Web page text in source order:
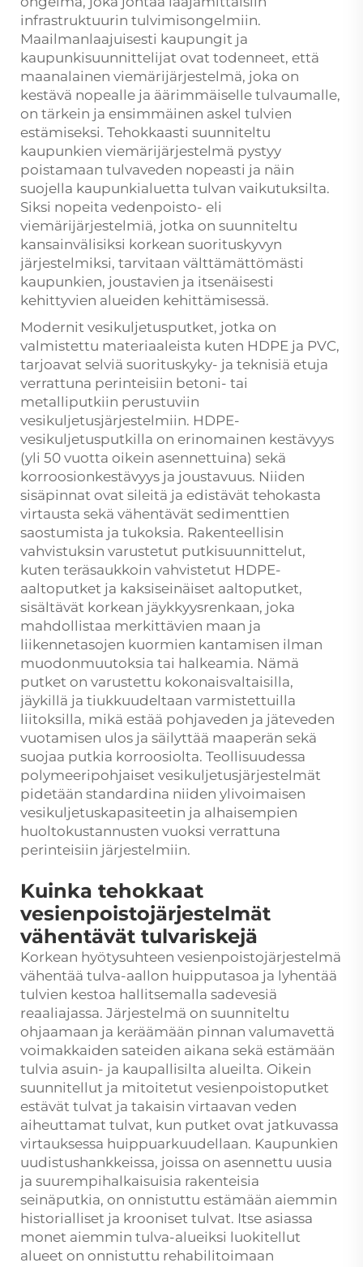
infrastruktuurin tulvimisongelmiin.
Maailmanlaajuisesti kaupungit ja
kaupunkisuunnittelijat ovat todenneet, että
maanalainen viemärijärjestelmä, joka on
kestävä nopealle ja äärimmäiselle tulvaumalle,
on tärkein ja ensimmäinen askel tulvien
estämiseksi. Tehokkaasti suunniteltu
kaupunkien viemärijärjestelmä pystyy
poistamaan tulvaveden nopeasti ja näin
suojella kaupunkialuetta tulvan vaikutuksilta.
Siksi nopeita vedenpoisto- eli
viemärijärjestelmiä, jotka on suunniteltu
kansainvälisiksi korkean suorituskyvyn
järjestelmiksi, tarvitaan välttämättömästi
kaupunkien, joustavien ja itsenäisesti
kehittyvien alueiden kehittämisessä.
Modernit vesikuljetusputket, jotka on
valmistettu materiaaleista kuten HDPE ja PVC,
tarjoavat selviä suorituskyky- ja teknisiä etuja
verrattuna perinteisiin betoni- tai
metalliputkiin perustuviin
vesikuljetusjärjestelmiin. HDPE-
vesikuljetusputkilla on erinomainen kestävyys
(yli 50 vuotta oikein asennettuina) sekä
korroosionkestävyys ja joustavuus. Niiden
sisäpinnat ovat sileitä ja edistävät tehokasta
virtausta sekä vähentävät sedimenttien
saostumista ja tukoksia. Rakenteellisin
vahvistuksin varustetut putkisuunnittelut,
kuten teräsaukkoin vahvistetut HDPE-
aaltoputket ja kaksiseinäiset aaltoputket,
sisältävät korkean jäykkyysrenkaan, joka
mahdollistaa merkittävien maan ja
liikennetasojen kuormien kantamisen ilman
muodonmuutoksia tai halkeamia. Nämä
putket on varustettu kokonaisvaltaisilla,
jäykillä ja tiukkuudeltaan varmistettuilla
liitoksilla, mikä estää pohjaveden ja jäteveden
vuotamisen ulos ja säilyttää maaperän sekä
suojaa putkia korroosiolta. Teollisuudessa
polymeeripohjaiset vesikuljetusjärjestelmät
pidetään standardina niiden ylivoimaisen
vesikuljetuskapasiteetin ja alhaisempien
huoltokustannusten vuoksi verrattuna
perinteisiin järjestelmiin.
Kuinka tehokkaat
vesienpoistojärjestelmät
vähentävät tulvariskejä
Korkean hyötysuhteen vesienpoistojärjestelmä
vähentää tulva-aallon huipputasoa ja lyhentää
tulvien kestoa hallitsemalla sadevesiä
reaaliajassa. Järjestelmä on suunniteltu
ohjaamaan ja keräämään pinnan valumavettä
voimakkaiden sateiden aikana sekä estämään
tulvia asuin- ja kaupallisilta alueilta. Oikein
suunnitellut ja mitoitetut vesienpoistoputket
estävät tulvat ja takaisin virtaavan veden
aiheuttamat tulvat, kun putket ovat jatkuvassa
virtauksessa huippuarkuudellaan. Kaupunkien
uudistushankkeissa, joissa on asennettu uusia
ja suurempihalkaisuisia rakenteisia
seinäputkia, on onnistuttu estämään aiemmin
historialliset ja krooniset tulvat. Itse asiassa
monet aiemmin tulva-alueiksi luokitellut
alueet on onnistuttu rehabilitoimaan